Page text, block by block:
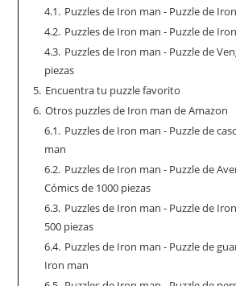
4.1. Puzzles de Iron man - Puzzle de
4.2. Puzzles de Iron man - Puzzle de
4.3. Puzzles de Iron man - Puzzle de
piezas
5. Encuentra tu puzzle favorito
6. Otros puzzles de Iron man de Amazon
6.1. Puzzles de Iron man - Puzzle de
man
6.2. Puzzles de Iron man - Puzzle de
Cómics de 1000 piezas
6.3. Puzzles de Iron man - Puzzle de
500 piezas
6.4. Puzzles de Iron man - Puzzle de
Iron man